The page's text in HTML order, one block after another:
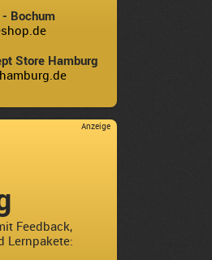
- Bochum
Store Hamburg
Anzeige
Feedback,
Lernpakete: